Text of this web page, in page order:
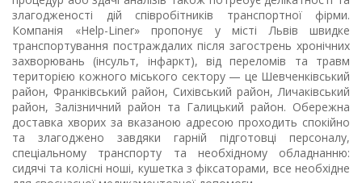
злагодженості дій співробітників транспортної фірми.
Компанія «Help-Liner» пропонує у місті Львів швидке
транспортування постраждалих після загострень хронічних
захворювань (інсульт, інфаркт), від переломів та травм
територією кожного міського сектору — це Шевченківський
район, Франківський район, Сихівський район, Личаківський
район, Залізничний район та Галицький район. Обережна
доставка хворих за вказаною адресою проходить спокійно
та злагоджено завдяки гарній підготовці персоналу,
спеціальному транспорту та необхідному обладнанню:
сидячі та колісні ноші, кушетка з фіксаторами, все необхідне